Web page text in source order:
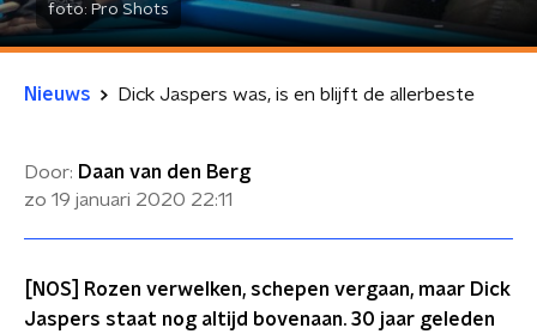
foto: Pro Shots
Nieuws Dick Jaspers was, is en blijft de allerbeste
Door: Daan van den Berg
zo 19 januari 2020 22:11
[NOS] Rozen verwelken, schepen vergaan, maar Dick
Jaspers staat nog altijd bovenaan. 30 jaar geleden